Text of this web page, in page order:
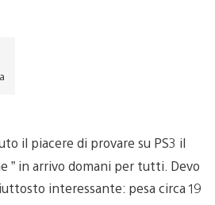
il piacere di provare su PS3 il
” in arrivo domani per tutti. Devo
interessante: pesa circa 19